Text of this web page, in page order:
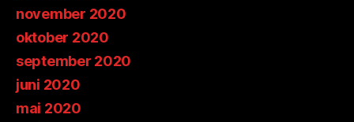
november 2020
oktober 2020
september 2020
juni 2020
mai 2020